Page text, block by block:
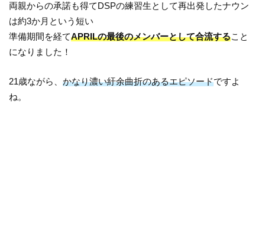
両親からの承諾も得てDSPの練習生として再出発したナウン
は約3か月という短い
準備期間を経てAPRILの最後のメンバーとして合流すること
になりました！
21歳ながら、かなり濃い紆余曲折のあるエピソードですよ
ね。